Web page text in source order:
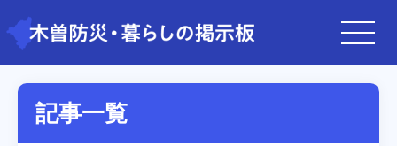
記事一覧